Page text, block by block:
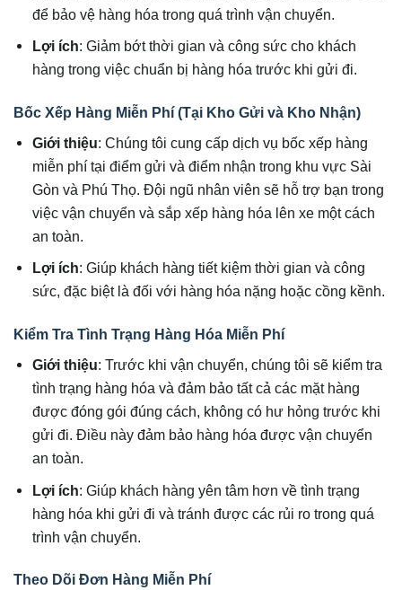
để bảo vệ hàng hóa trong quá trình vận chuyển.
Lợi ích: Giảm bớt thời gian và công sức cho khách
hàng trong việc chuẩn bị hàng hóa trước khi gửi đi.
Bốc Xếp Hàng Miễn Phí (Tại Kho Gửi và Kho Nhận)
Giới thiệu: Chúng tôi cung cấp dịch vụ bốc xếp hàng
miễn phí tại điểm gửi và điểm nhận trong khu vực Sài
Gòn và Phú Thọ. Đội ngũ nhân viên sẽ hỗ trợ bạn trong
việc vận chuyển và sắp xếp hàng hóa lên xe một cách
an toàn.
Lợi ích: Giúp khách hàng tiết kiệm thời gian và công
sức, đặc biệt là đối với hàng hóa nặng hoặc cồng kềnh.
Kiểm Tra Tình Trạng Hàng Hóa Miễn Phí
Giới thiệu: Trước khi vận chuyển, chúng tôi sẽ kiểm tra
tình trạng hàng hóa và đảm bảo tất cả các mặt hàng
được đóng gói đúng cách, không có hư hỏng trước khi
gửi đi. Điều này đảm bảo hàng hóa được vận chuyển
an toàn.
Lợi ích: Giúp khách hàng yên tâm hơn về tình trạng
hàng hóa khi gửi đi và tránh được các rủi ro trong quá
trình vận chuyển.
Theo Dõi Đơn Hàng Miễn Phí